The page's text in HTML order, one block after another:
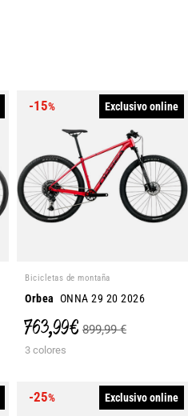
-15% Exclusivo online
Bicicletas de montaña
Orbea ONNA 29 20 2026
763,99 € 899,99 €
3 colores
-25% Exclusivo online